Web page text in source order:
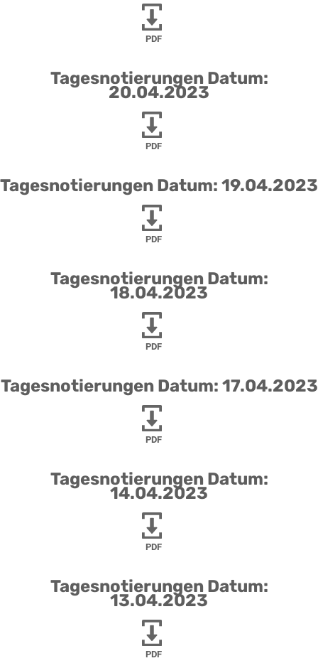
PDF
Tagesnotierungen Datum:
20.04.2023
PDF
Tagesnotierungen Datum: 19.04.2023
PDF
Tagesnotierungen Datum:
18.04.2023
PDF
Tagesnotierungen Datum: 17.04.2023
PDF
Tagesnotierungen Datum:
14.04.2023
PDF
Tagesnotierungen Datum:
13.04.2023
PDF